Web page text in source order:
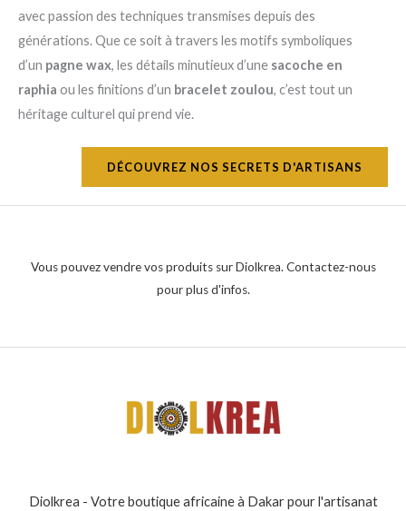
avec passion des techniques transmises depuis des
générations. Que ce soit à travers les motifs symboliques
d’un pagne wax, les détails minutieux d’une sacoche en
raphia ou les finitions d’un bracelet zoulou, c’est tout un
héritage culturel qui prend vie.
DÉCOUVREZ NOS SECRETS D'ARTISANS
Vous pouvez vendre vos produits sur Diolkrea. Contactez-nous
pour plus d'infos.
Diolkrea - Votre boutique africaine à Dakar pour l'artisanat